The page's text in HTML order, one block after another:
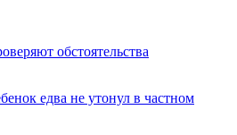
обстоятельства
едва не утонул в частном